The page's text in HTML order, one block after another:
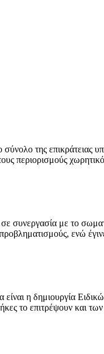
της επικράτειας
περιορισμούς
συνεργασία με το
ενώ
η δημιουργία
το επιτρέψουν και